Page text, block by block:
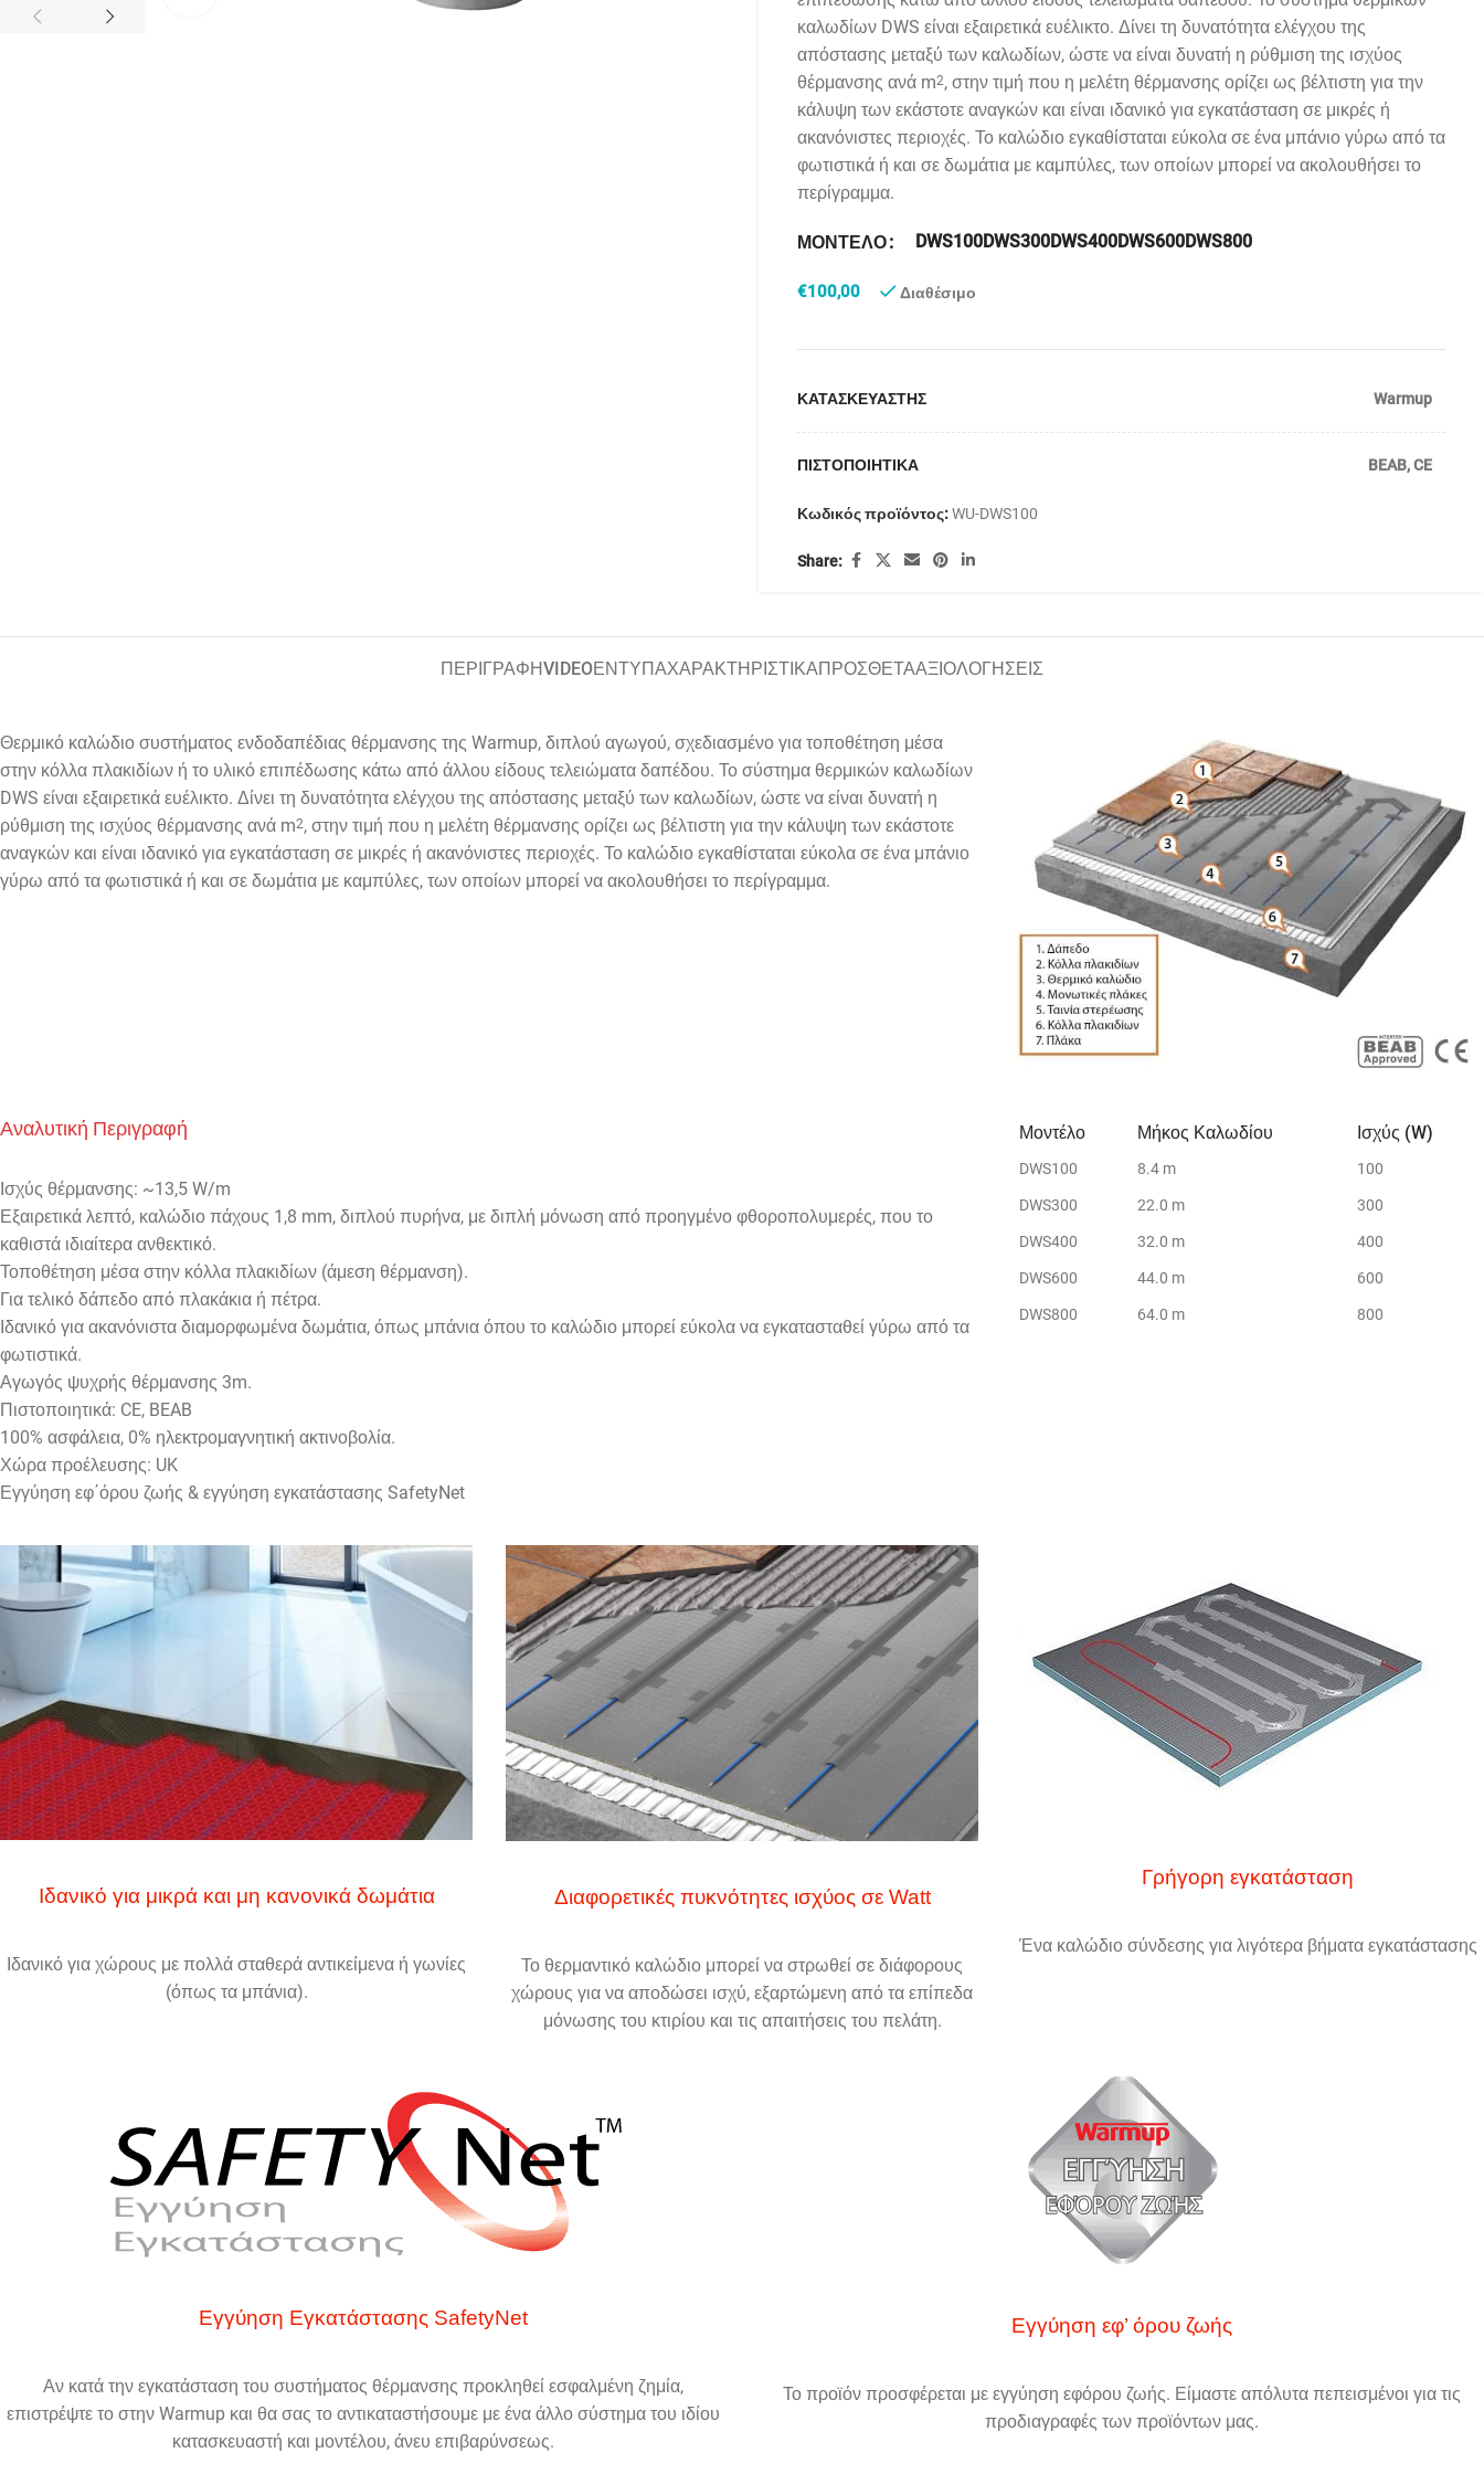
καλωδίων DWS είναι εξαιρετικά ευέλικτο. Δίνει τη δυνατότητα ελέγχου της
απόστασης μεταξύ των καλωδίων, ώστε να είναι δυνατή η ρύθμιση της ισχύος
θέρμανσης ανά m2, στην τιμή που η μελέτη θέρμανσης ορίζει ως βέλτιστη για την
κάλυψη των εκάστοτε αναγκών και είναι ιδανικό για εγκατάσταση σε μικρές ή
ακανόνιστες περιοχές. Το καλώδιο εγκαθίσταται εύκολα σε ένα μπάνιο γύρω από τα
φωτιστικά ή και σε δωμάτια με καμπύλες, των οποίων μπορεί να ακολουθήσει το
περίγραμμα.
ΜΟΝΤΕΛΟ DWS100DWS300DWS400DWS600DWS800
€100,00 Διαθέσιμο
ΚΑΤΑΣΚΕΥΑΣΤΗΣ Warmup
ΠΙΣΤΟΠΟΙΗΤΙΚΑ BEAB,CE
Κωδικός προϊόντος:WU-DWS100
Share:
ΠΕΡΙΓΡΑΦΗVIDEOΕΝΤΥΠΑΧΑΡΑΚΤΗΡΙΣΤΙΚΑΠΡΟΣΘΕΤΑΑΞΙΟΛΟΓΗΣΕΙΣ
Θερμικό καλώδιο συστήματος ενδοδαπέδιας θέρμανσης της Warmup, διπλού αγωγού, σχεδιασμένο για τοποθέτηση μέσα
στην κόλλα πλακιδίων ή το υλικό επιπέδωσης κάτω από άλλου είδους τελειώματα δαπέδου. Το σύστημα θερμικών καλωδίων
DWS είναι εξαιρετικά ευέλικτο. Δίνει τη δυνατότητα ελέγχου της απόστασης μεταξύ των καλωδίων, ώστε να είναι δυνατή η
ρύθμιση της ισχύος θέρμανσης ανά m2, στην τιμή που η μελέτη θέρμανσης ορίζει ως βέλτιστη για την κάλυψη των εκάστοτε
αναγκών και είναι ιδανικό για εγκατάσταση σε μικρές ή ακανόνιστες περιοχές. Το καλώδιο εγκαθίσταται εύκολα σε ένα μπάνιο
γύρω από τα φωτιστικά ή και σε δωμάτια με καμπύλες, των οποίων μπορεί να ακολουθήσει το περίγραμμα.
Αναλυτική Περιγραφή
Ισχύς θέρμανσης: ~13,5 W/m
Εξαιρετικά λεπτό, καλώδιο πάχους 1,8 mm, διπλού πυρήνα, με διπλή μόνωση από προηγμένο φθοροπολυμερές, που το
καθιστά ιδιαίτερα ανθεκτικό.
Τοποθέτηση μέσα στην κόλλα πλακιδίων (άμεση θέρμανση).
Για τελικό δάπεδο από πλακάκια ή πέτρα.
Ιδανικό για ακανόνιστα διαμορφωμένα δωμάτια, όπως μπάνια όπου το καλώδιο μπορεί εύκολα να εγκατασταθεί γύρω από τα
φωτιστικά.
Αγωγός ψυχρής θέρμανσης 3m.
Πιστοποιητικά: CE, BEAB
100% ασφάλεια, 0% ηλεκτρομαγνητική ακτινοβολία.
Χώρα προέλευσης: UK
Εγγύηση εφ΄όρου ζωής & εγγύηση εγκατάστασης SafetyNet
Μοντέλο Μήκος Καλωδίου Ισχύς (W)
DWS100 8.4 m 100
DWS300 22.0 m 300
DWS400 32.0 m 400
DWS600 44.0 m 600
DWS800 64.0 m 800
Ιδανικό για μικρά και μη κανονικά δωμάτια
Ιδανικό για χώρους με πολλά σταθερά αντικείμενα ή γωνίες
(όπως τα μπάνια).
Διαφορετικές πυκνότητες ισχύος σε Watt
Το θερμαντικό καλώδιο μπορεί να στρωθεί σε διάφορους
χώρους για να αποδώσει ισχύ, εξαρτώμενη από τα επίπεδα
μόνωσης του κτιρίου και τις απαιτήσεις του πελάτη.
Γρήγορη εγκατάσταση
Ένα καλώδιο σύνδεσης για λιγότερα βήματα εγκατάστασης
Εγγύηση Εγκατάστασης SafetyNet
Αν κατά την εγκατάσταση του συστήματος θέρμανσης προκληθεί εσφαλμένη ζημία,
επιστρέψτε το στην Warmup και θα σας το αντικαταστήσουμε με ένα άλλο σύστημα του ιδίου
κατασκευαστή και μοντέλου, άνευ επιβαρύνσεως.
Εγγύηση εφ’ όρου ζωής
Το προϊόν προσφέρεται με εγγύηση εφόρου ζωής. Είμαστε απόλυτα πεπεισμένοι για τις
προδιαγραφές των προϊόντων μας.